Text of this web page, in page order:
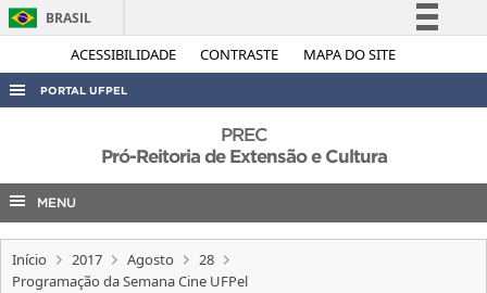
ACESSIBILIDADE CONTRASTE MAPA DO SITE
BRASIL
Simplifique!
Acesso à informação
Legislação
PORTAL UFPEL
AUDITORIA
COBALTO
CONCURSOS
PREC
Pró-Reitoria de Extensão e Cultura
MENU
Início 2017 Agosto
28
Programação da Semana Cine UFPel